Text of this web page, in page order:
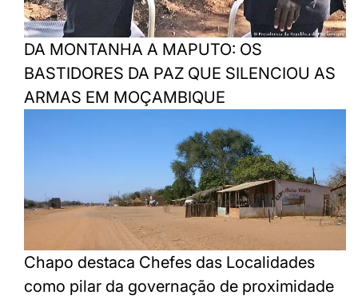
DA MONTANHA A MAPUTO: OS
BASTIDORES DA PAZ QUE SILENCIOU AS
ARMAS EM MOÇAMBIQUE
Chapo destaca Chefes das Localidades
como pilar da governação de proximidade